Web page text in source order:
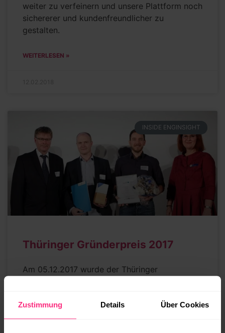
Zustimmung Details Über Cookies
weiter zu verfeinern und unsere Plattform noch
sichererer und kundenfreundlicher zu
gestalten.
WEITERLESEN »
INSIDE ENGINSIGHT
Thüringer Gründerpreis 2017
Am 05.12.2017 wurde der Thüringer
Kategorien sowie mit einem Sonderpreis.
Dabei wurden wir mit dem